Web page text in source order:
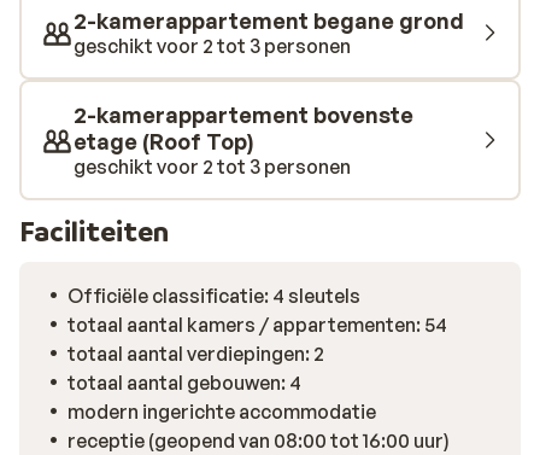
na een dag vol zon, zee en strand.
2-kamerappartement begane grond
geschikt voor 2 tot 3 personen
2-kamerappartement bovenste
etage (Roof Top)
geschikt voor 2 tot 3 personen
Faciliteiten
Officiële classificatie: 4 sleutels
totaal aantal kamers / appartementen: 54
totaal aantal verdiepingen: 2
totaal aantal gebouwen: 4
modern ingerichte accommodatie
receptie (geopend van 08:00 tot 16:00 uur)